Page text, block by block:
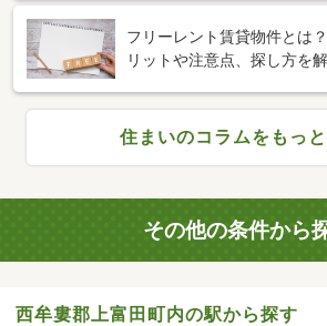
フリーレント賃貸物件とは
リットや注意点、探し方を
住まいのコラムをもっ
その他の条件から
西牟婁郡上富田町内の駅から探す